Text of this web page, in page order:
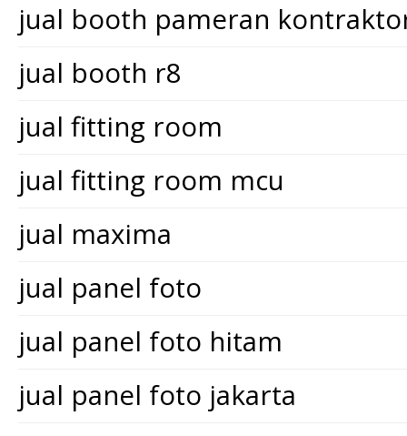
jual booth pameran
jual booth r8
jual fitting room
jual fitting room mcu
jual maxima
jual panel foto
jual panel foto hitam
jual panel foto jakarta